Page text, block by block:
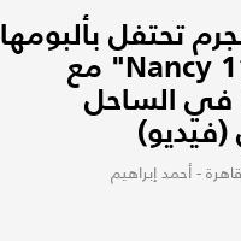
تحتفل بألبومها
الجديد "Nancy 11" مع
في الساحل
- أحمد إبراهيم